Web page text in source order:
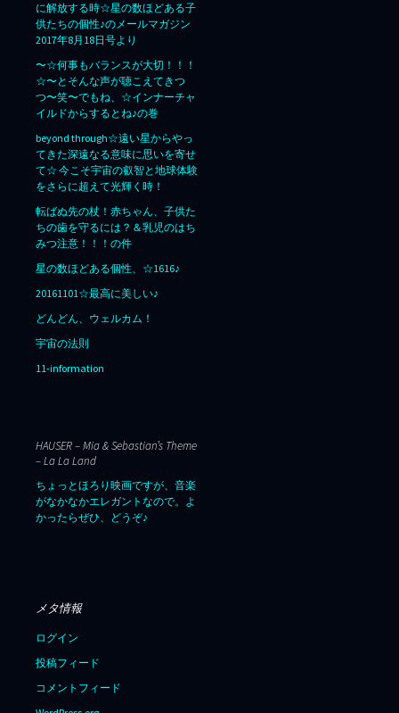
に解放する時☆星の数ほどある子
供たちの個性♪のメールマガジン
2017年8月18日号より
〜☆何事もバランスが大切！！！
☆〜とそんな声が聴こえてきつ
つ〜笑〜でもね、☆インナーチャ
イルドからするとね♪の巻
beyond through☆遠い星からやっ
てきた深遠なる意味に思いを寄せ
て☆ 今こそ宇宙の叡智と地球体験
をさらに超えて光輝く時！
転ばぬ先の杖！赤ちゃん、子供た
ちの歯を守るには？＆乳児のはち
みつ注意！！！の件
星の数ほどある個性、☆1616♪
20161101☆最高に美しい♪
どんどん、ウェルカム！
宇宙の法則
11-information
HAUSER – Mia & Sebastian’s Theme
– La La Land
ちょっとほろり映画ですが、音楽
がなかなかエレガントなので。よ
かったらぜひ、どうぞ♪
メタ情報
ログイン
投稿フィード
コメントフィード